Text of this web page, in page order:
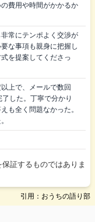
費用や時間がかかるか
常にテンポよく交渉が
な事項も親身に把握し
を提案してくださっ
上で、メールで数回
した。丁寧で分かり
も全く問題なかった。
証するものではありま
引用：おうちの語り部